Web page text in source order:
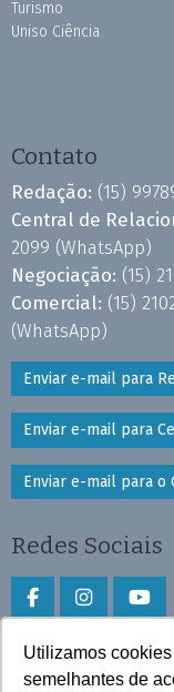
Utilizamos
semelhantes de
Turismo
Uniso Ciência
Contato
Redação: (15)
Central de
2099 (WhatsApp)
Negociação: (15)
Comercial: (15)
(WhatsApp)
Enviar e-mail para
Enviar e-mail para
Enviar e-mail para o
Redes Sociais
Faça download